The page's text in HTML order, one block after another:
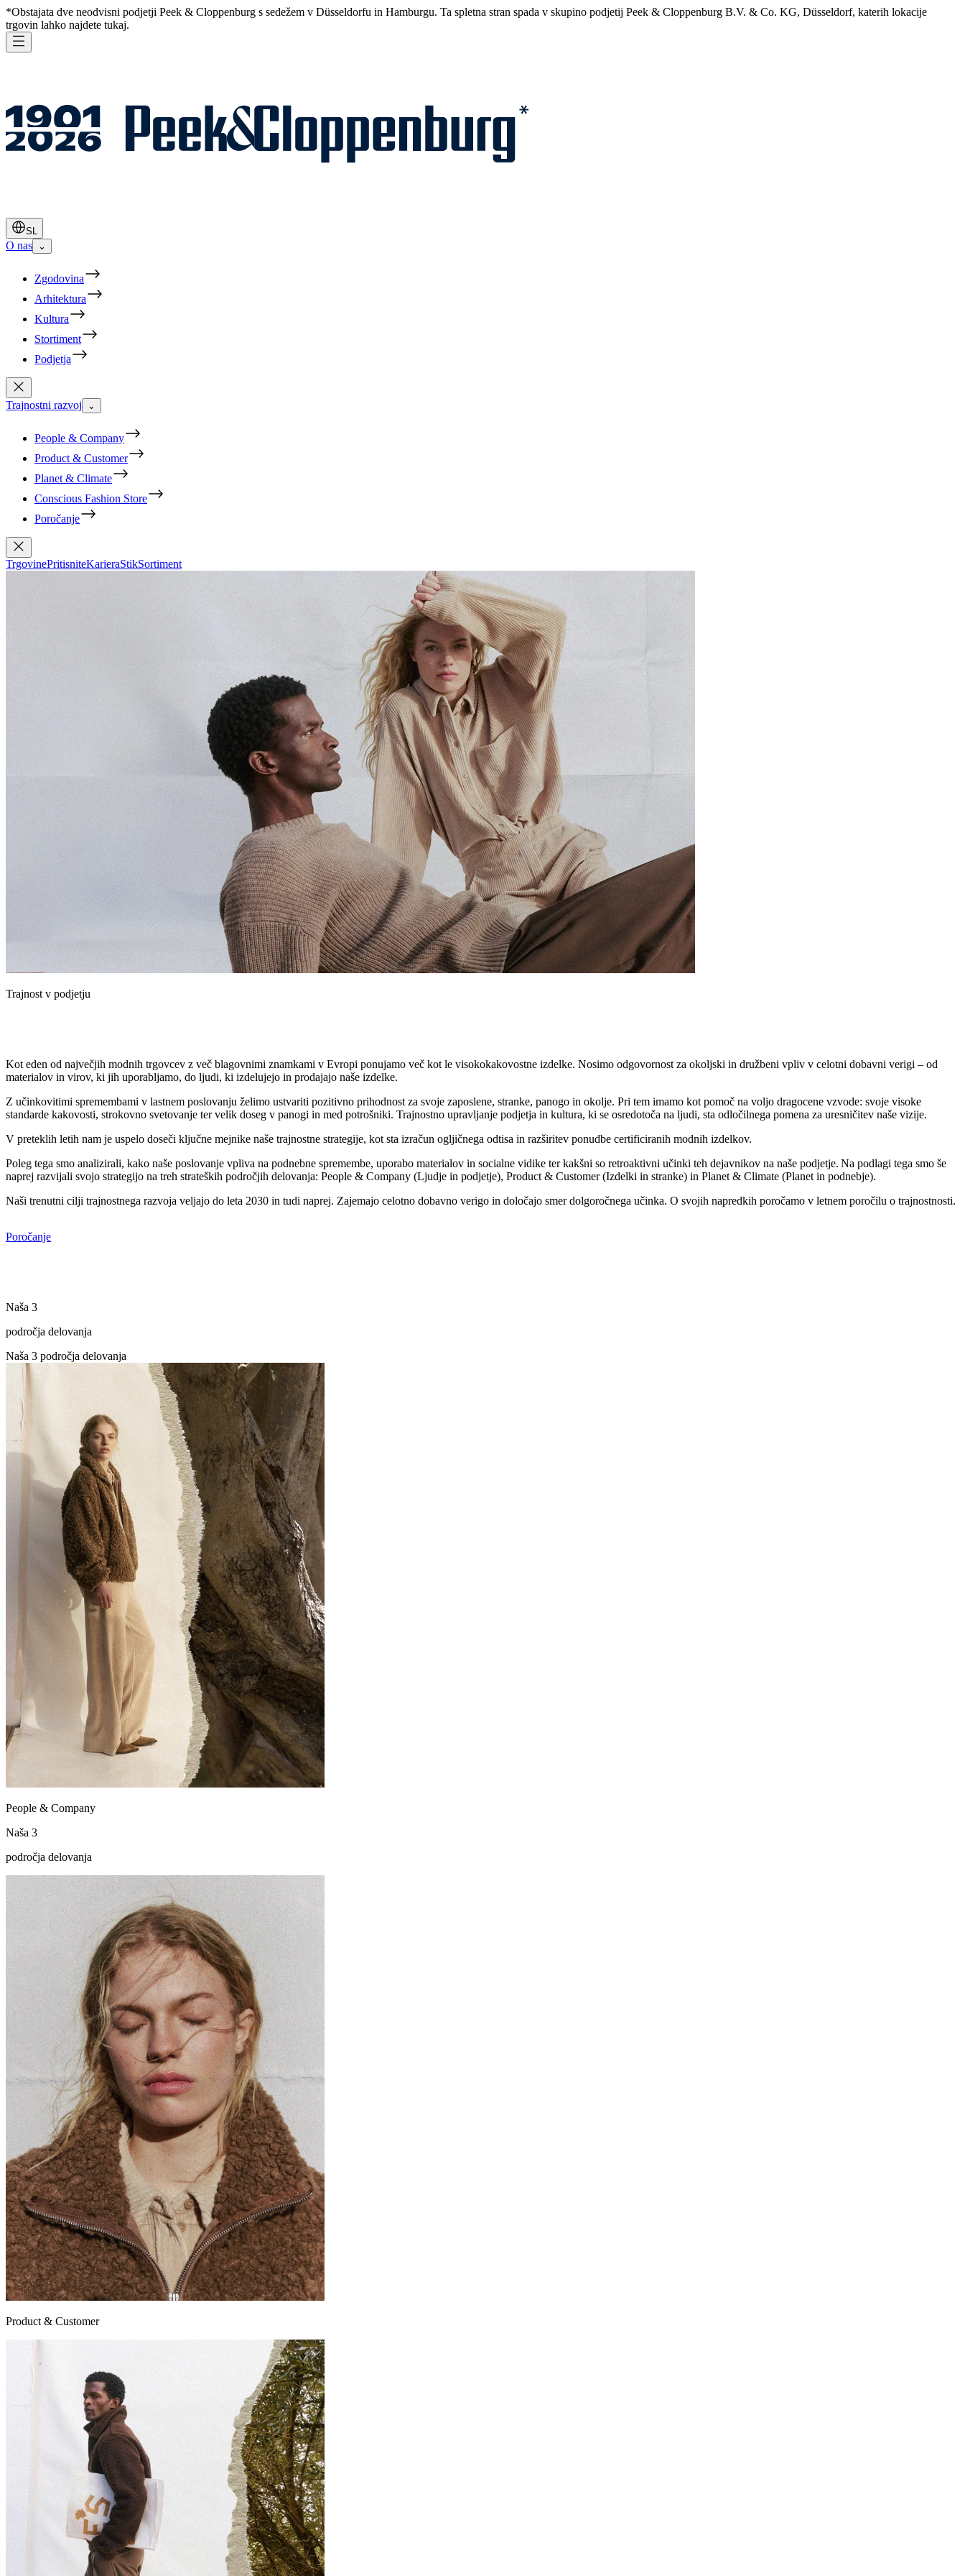
*Obstajata dve neodvisni podjetji Peek & Cloppenburg s sedežem v Düsseldorfu in Hamburgu. Ta spletna stran spada v skupino podjetij Peek & Cloppenburg B.V. & Co. KG, Düsseldorf, katerih lokacije
trgovin lahko najdete tukaj.
SL
O nas ⌄
Zgodovina
Arhitektura
Kultura
Stortiment
Podjetja
Trajnostni razvoj ⌄
People & Company
Product & Customer
Planet & Climate
Conscious Fashion Store
Poročanje
TrgovinePritisniteKarieraStikSortiment
Trajnost v podjetju
Kot eden od največjih modnih trgovcev z več blagovnimi znamkami v Evropi ponujamo več kot le visokokakovostne izdelke. Nosimo odgovornost za okoljski in družbeni vpliv v celotni dobavni verigi – od
materialov in virov, ki jih uporabljamo, do ljudi, ki izdelujejo in prodajajo naše izdelke.
Z učinkovitimi spremembami v lastnem poslovanju želimo ustvariti pozitivno prihodnost za svoje zaposlene, stranke, panogo in okolje. Pri tem imamo kot pomoč na voljo dragocene vzvode: svoje visoke
standarde kakovosti, strokovno svetovanje ter velik doseg v panogi in med potrošniki. Trajnostno upravljanje podjetja in kultura, ki se osredotoča na ljudi, sta odločilnega pomena za uresničitev naše vizije.
V preteklih letih nam je uspelo doseči ključne mejnike naše trajnostne strategije, kot sta izračun ogljičnega odtisa in razširitev ponudbe certificiranih modnih izdelkov.
Poleg tega smo analizirali, kako naše poslovanje vpliva na podnebne spremembe, uporabo materialov in socialne vidike ter kakšni so retroaktivni učinki teh dejavnikov na naše podjetje. Na podlagi tega smo še
naprej razvijali svojo strategijo na treh strateških področjih delovanja: People & Company (Ljudje in podjetje), Product & Customer (Izdelki in stranke) in Planet & Climate (Planet in podnebje).
Naši trenutni cilji trajnostnega razvoja veljajo do leta 2030 in tudi naprej. Zajemajo celotno dobavno verigo in določajo smer dolgoročnega učinka. O svojih napredkih poročamo v letnem poročilu o trajnostnosti.
Poročanje
Naša 3
področja delovanja
Naša 3 področja delovanja
People & Company
Naša 3
področja delovanja
Product & Customer